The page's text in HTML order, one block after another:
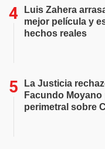
Luis Zahera
mejor película y
hechos reales
La Justicia
Facundo
perimetral sobre